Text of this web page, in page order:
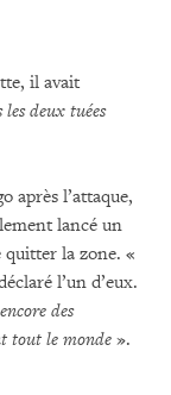
il avait
les deux tuées
après l’attaque,
lancé un
la zone. «
l’un d’eux.
des
tout le monde ».